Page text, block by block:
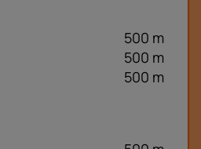
500 m
500 m
500 m